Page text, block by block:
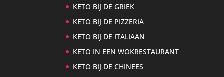
KETO BIJ DE GRIEK
KETO BIJ DE PIZZERIA
KETO BIJ DE ITALIAAN
KETO IN EEN WOKRESTAURANT
KETO BIJ DE CHINEES